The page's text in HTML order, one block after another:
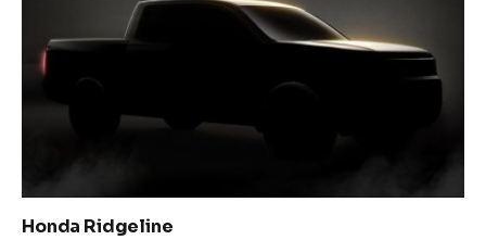
Honda Ridgeline